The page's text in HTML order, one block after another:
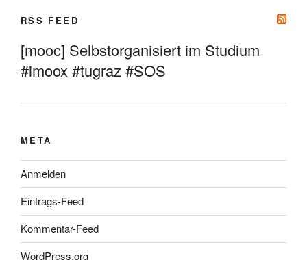
RSS FEED
[mooc] Selbstorganisiert im Studium
#imoox #tugraz #SOS
META
Anmelden
Eintrags-Feed
Kommentar-Feed
WordPress.org